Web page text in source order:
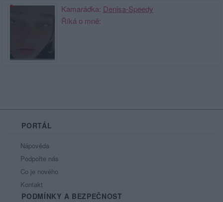
Kamarádka: Denisa-Speedy
Říká o mně:
PORTÁL
Nápověda
Podpořte nás
Co je nového
Kontakt
PODMÍNKY A BEZPEČNOST